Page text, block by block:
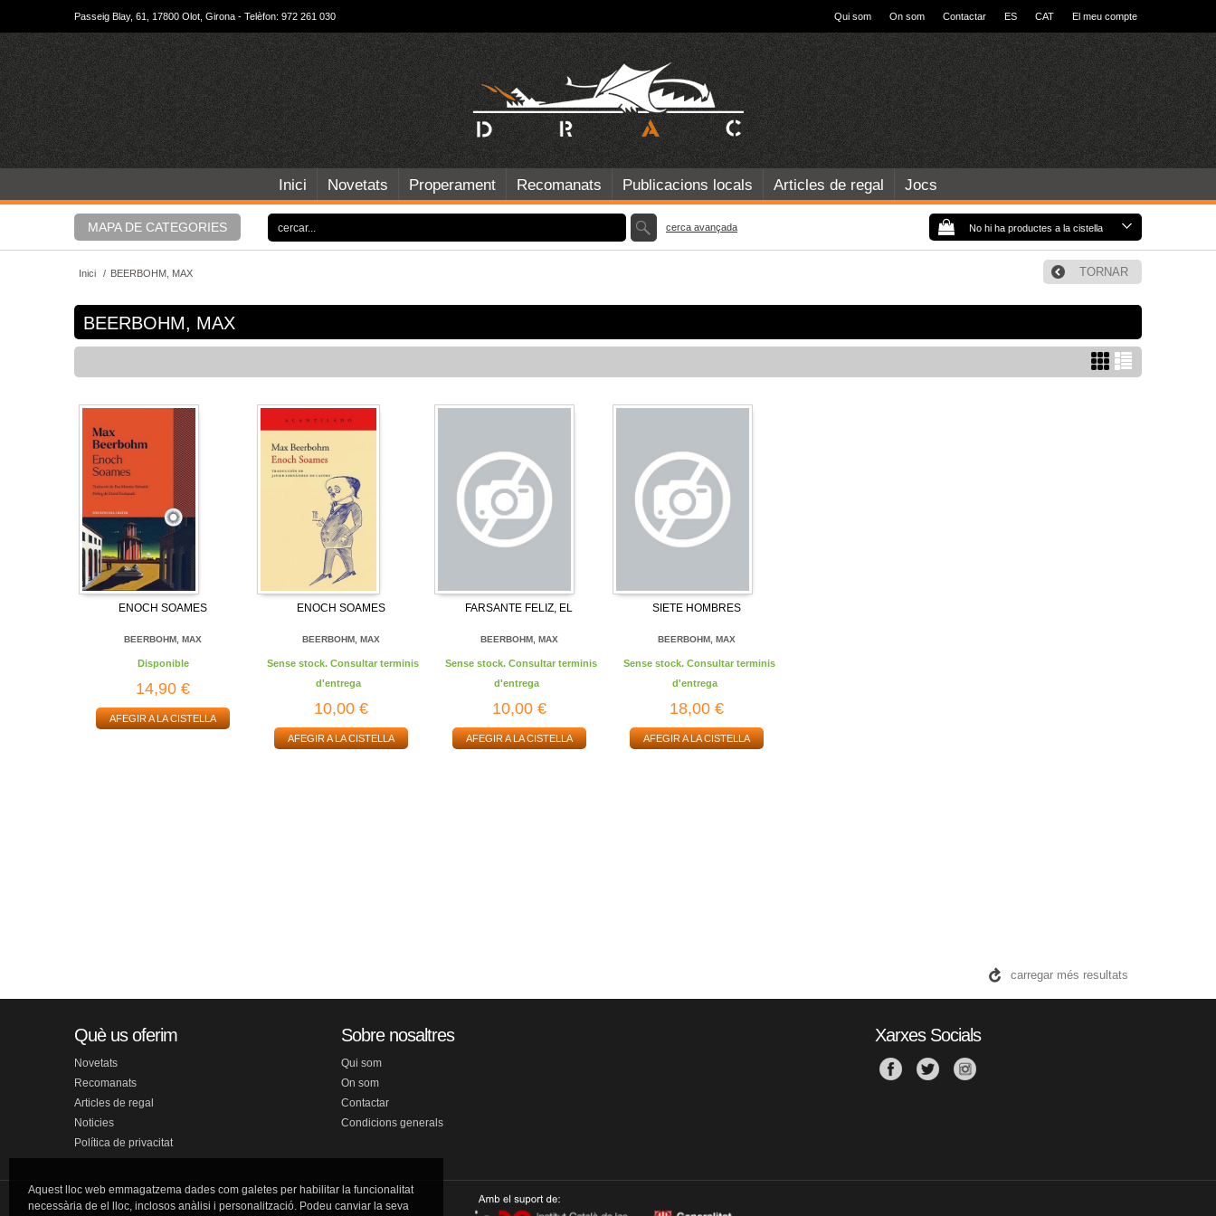
Passeig Blay, 61, 17800 Olot, Girona - Telèfon: 972 261 030 Qui som On som Contactar ES CAT El meu compte
Inici Novetats Properament Recomanats Publicacions locals Articles de regal Jocs
MAPA DE CATEGORIES No hi ha productes a la cistella
cerca avançada
Inici / BEERBOHM, MAX TORNAR
BEERBOHM, MAX
ENOCH SOAMES
BEERBOHM, MAX
Disponible
14,90 €
AFEGIR A LA CISTELLA
ENOCH SOAMES
BEERBOHM, MAX
Sense stock. Consultar terminis
d'entrega
10,00 €
AFEGIR A LA CISTELLA
FARSANTE FELIZ, EL
BEERBOHM, MAX
Sense stock. Consultar terminis
d'entrega
10,00 €
AFEGIR A LA CISTELLA
SIETE HOMBRES
BEERBOHM, MAX
Sense stock. Consultar terminis
d'entrega
18,00 €
AFEGIR A LA CISTELLA
carregar més resultats
Què us oferim
Novetats
Recomanats
Articles de regal
Noticies
Política de privacitat
Sobre nosaltres
Qui som
On som
Contactar
Condicions generals
Xarxes Socials
Aquest lloc web emmagatzema dades com galetes per habilitar la funcionalitat
necessària de el lloc, inclosos anàlisi i personalització. Podeu canviar la seva